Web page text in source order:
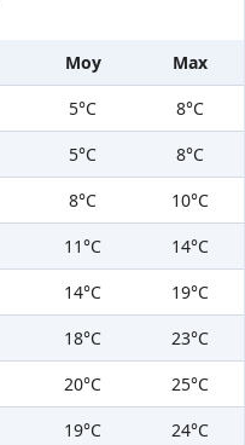
Moy
Max
5°C
8°C
5°C
8°C
8°C
10°C
11°C
14°C
14°C
19°C
18°C
23°C
20°C
25°C
19°C
24°C